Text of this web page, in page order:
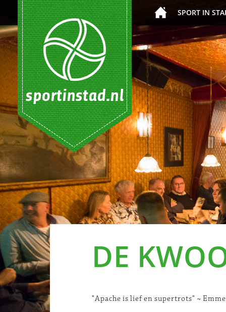
SPORT IN
DE
"Apache is lief en supertrots" ~